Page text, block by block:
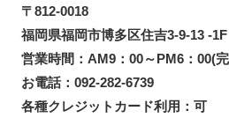
〒812-0018
福岡県福岡市博多区住吉3-9-13 -1F
営業時間：AM9：00～PM6：00(
お電話：092-282-6739
各種クレジットカード利用：可